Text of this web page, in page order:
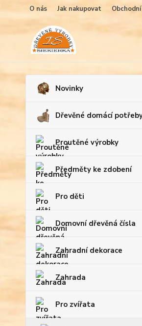
O nás Jak nakupovat
Novinky
Dřevěné domácí
Proutěné výrobky
Předměty ke zdobení
Pro děti
Domovní dřevěná čísla
Zahradní dekorace
Zahrada
Pro zvířata